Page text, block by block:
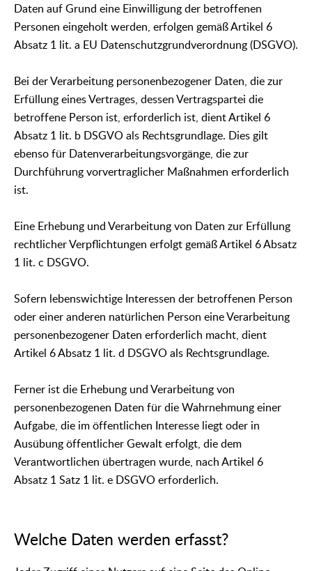
Daten auf Grund eine Einwilligung der betroffenen
Personen eingeholt werden, erfolgen gemäß Artikel 6
Absatz 1 lit. a EU Datenschutzgrundverordnung (DSGVO).
Bei der Verarbeitung personenbezogener Daten, die zur
Erfüllung eines Vertrages, dessen Vertragspartei die
betroffene Person ist, erforderlich ist, dient Artikel 6
Absatz 1 lit. b DSGVO als Rechtsgrundlage. Dies gilt
ebenso für Datenverarbeitungsvorgänge, die zur
Durchführung vorvertraglicher Maßnahmen erforderlich
ist.
Eine Erhebung und Verarbeitung von Daten zur Erfüllung
rechtlicher Verpflichtungen erfolgt gemäß Artikel 6 Absatz
1 lit. c DSGVO.
Sofern lebenswichtige Interessen der betroffenen Person
oder einer anderen natürlichen Person eine Verarbeitung
personenbezogener Daten erforderlich macht, dient
Artikel 6 Absatz 1 lit. d DSGVO als Rechtsgrundlage.
Ferner ist die Erhebung und Verarbeitung von
personenbezogenen Daten für die Wahrnehmung einer
Aufgabe, die im öffentlichen Interesse liegt oder in
Ausübung öffentlicher Gewalt erfolgt, die dem
Verantwortlichen übertragen wurde, nach Artikel 6
Absatz 1 Satz 1 lit. e DSGVO erforderlich.
Welche Daten werden erfasst?